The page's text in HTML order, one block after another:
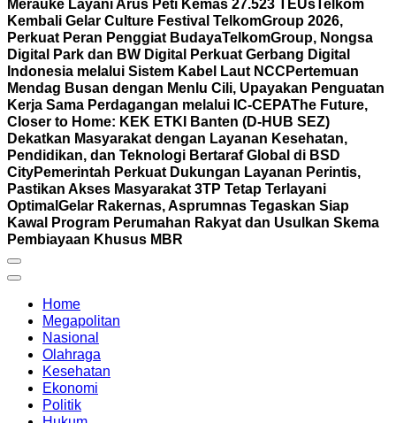
Merauke Layani Arus Peti Kemas 27.523 TEUsTelkom
Kembali Gelar Culture Festival TelkomGroup 2026,
Perkuat Peran Penggiat BudayaTelkomGroup, Nongsa
Digital Park dan BW Digital Perkuat Gerbang Digital
Indonesia melalui Sistem Kabel Laut NCC Pertemuan
Mendag Busan dengan Menlu Cili, Upayakan Penguatan
Kerja Sama Perdagangan melalui IC-CEPAThe Future,
Closer to Home: KEK ETKI Banten (D-HUB SEZ)
Dekatkan Masyarakat dengan Layanan Kesehatan,
Pendidikan, dan Teknologi Bertaraf Global di BSD
CityPemerintah Perkuat Dukungan Layanan Perintis,
Pastikan Akses Masyarakat 3TP Tetap Terlayani
Optimal Gelar Rakernas, Asprumnas Tegaskan Siap
Kawal Program Perumahan Rakyat dan Usulkan Skema
Pembiayaan Khusus MBR
Home
Megapolitan
Nasional
Olahraga
Kesehatan
Ekonomi
Politik